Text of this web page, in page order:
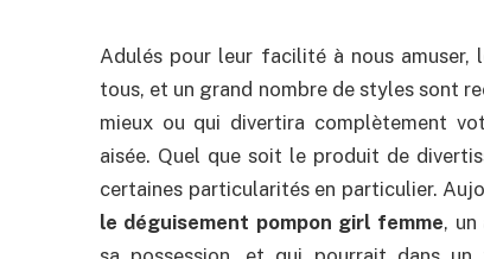
Adulés pour leur facilité à nous
tous, et un grand nombre de styles sont
mieux ou qui divertira complètement
aisée. Quel que soit le produit de
certaines particularités en particulier.
le déguisement pompon girl femme,